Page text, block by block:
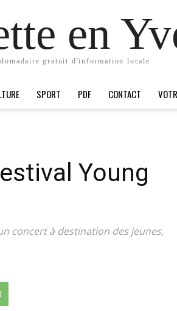
en
gratuit d'information locale
SPORT PDF CONTACT
Young
concert à destination des jeunes,